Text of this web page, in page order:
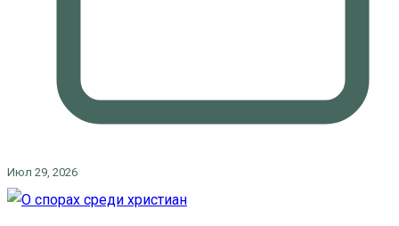
Июл 29, 2026